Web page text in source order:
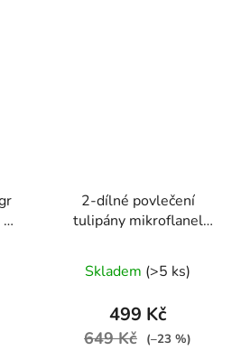
2-dílné povlečení
tulipány mikroflanel
postel
Skladem (>5 ks)
499 Kč
649 Kč (–23 %)